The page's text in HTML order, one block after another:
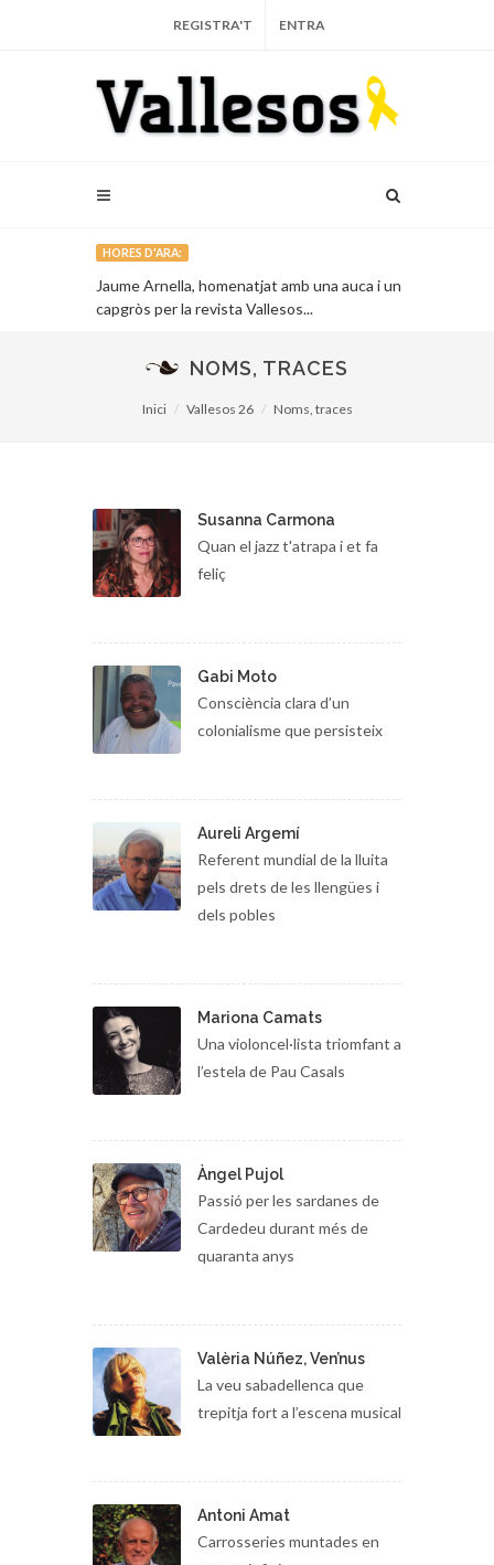
REGISTRA'T ENTRA
HORES D'ARA:
Jaume Arnella, homenatjat amb una auca i un
capgròs per la revista Vallesos...
NOMS, TRACES
Inici Vallesos 26 Noms, traces
Susanna Carmona
Quan el jazz t'atrapa i et fa
feliç
Gabi Moto
Consciència clara d’un
colonialisme que persisteix
Aureli Argemí
Referent mundial de la lluita
pels drets de les llengües i
dels pobles
Mariona Camats
Una violoncel·lista triomfant a
l’estela de Pau Casals
Àngel Pujol
Passió per les sardanes de
Cardedeu durant més de
quaranta anys
Valèria Núñez, Ven’nus
La veu sabadellenca que
trepitja fort a l’escena musical
Antoni Amat
Carrosseries muntades en